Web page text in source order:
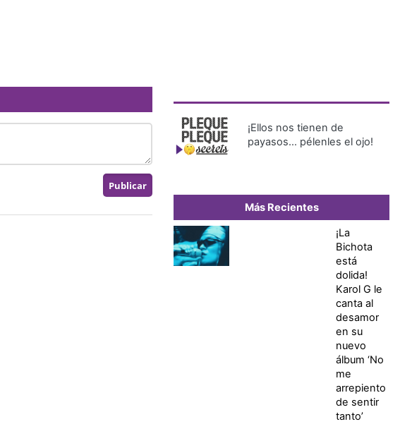
¡Ellos nos tienen de
payasos… pélenles el ojo!
Más Recientes
¡La
Bichota
está
dolida!
Karol G le
canta al
desamor
en su
nuevo
álbum ‘No
me
arrepiento
de sentir
tanto’